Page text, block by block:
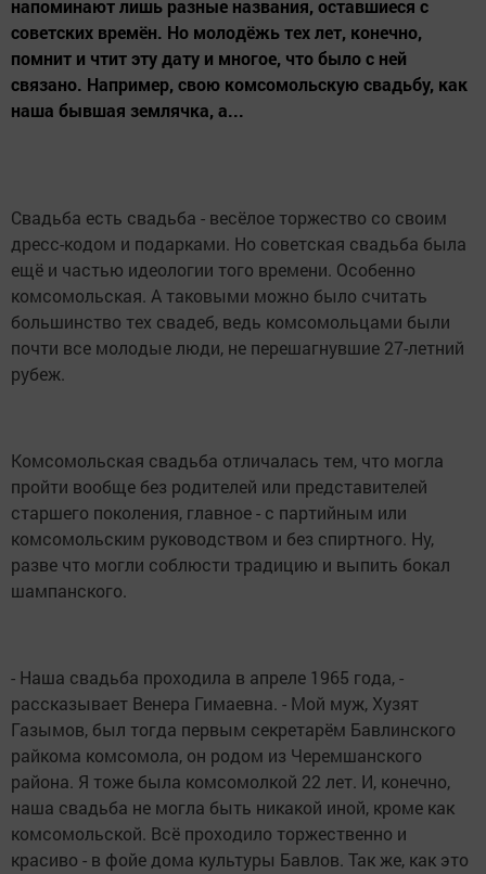
напоминают лишь разные названия, оставшиеся с
советских времён. Но молодёжь тех лет, конечно,
помнит и чтит эту дату и многое, что было с ней
связано. Например, свою комсомольскую свадьбу, как
наша бывшая землячка, а...
Свадьба есть свадьба - весёлое торжество со своим
дресс-кодом и подарками. Но советская свадьба была
ещё и частью идеологии того времени. Особенно
комсомольская. А таковыми можно было считать
большинство тех свадеб, ведь комсомольцами были
почти все молодые люди, не перешагнувшие 27-летний
рубеж.
Комсомольская свадьба отличалась тем, что могла
пройти вообще без родителей или представителей
старшего поколения, главное - с партийным или
комсомольским руководством и без спиртного. Ну,
разве что могли соблюсти традицию и выпить бокал
шампанского.
- Наша свадьба проходила в апреле 1965 года, -
рассказывает Венера Гимаевна. - Мой муж, Хузят
Газымов, был тогда первым секретарём Бавлинского
райкома комсомола, он родом из Черемшанского
района. Я тоже была комсомолкой 22 лет. И, конечно,
наша свадьба не могла быть никакой иной, кроме как
комсомольской. Всё проходило торжественно и
красиво - в фойе дома культуры Бавлов. Так же, как это